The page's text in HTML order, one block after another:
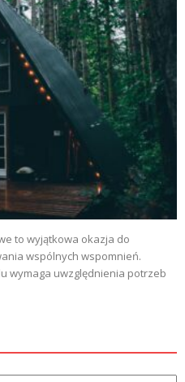
to wyjątkowa okazja do
wspólnych wspomnień.
wymaga uwzględnienia potrzeb